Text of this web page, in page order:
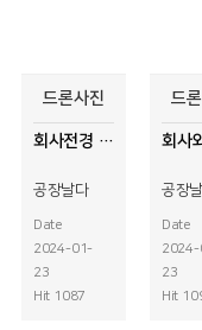
드론사진
회사전경 드론사진
공장날다
Date
2024-01-
23
Hit 1087
드
공장
Date
2024-
23
Hit